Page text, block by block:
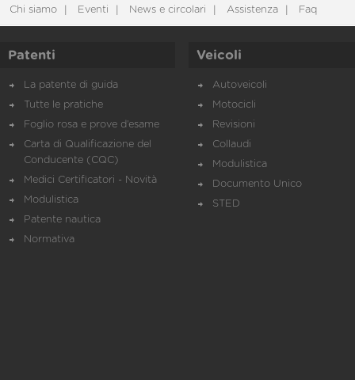
Chi siamo Eventi News e circolari Assistenza Faq
Patenti
La patente di guida
Tutte le pratiche
Foglio rosa e prove d’esame
Carta di Qualificazione del
Conducente (CQC)
Medici Certificatori - Novità
Modulistica
Patente nautica
Normativa
Veicoli
Autoveicoli
Motocicli
Revisioni
Collaudi
Modulistica
Documento Unico
STED